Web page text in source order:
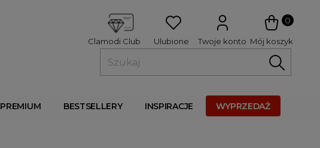
0
Mój koszyk
Twoje konto
Ulubione
Clamodi Club
PREMIUM BESTSELLERY INSPIRACJE WYPRZEDAŻ